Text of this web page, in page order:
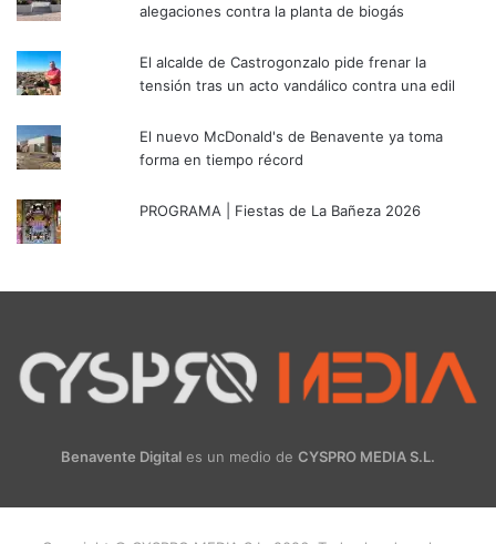
alegaciones contra la planta de biogás
El alcalde de Castrogonzalo pide frenar la
tensión tras un acto vandálico contra una edil
El nuevo McDonald's de Benavente ya toma
forma en tiempo récord
PROGRAMA | Fiestas de La Bañeza 2026
Benavente Digital es un medio de CYSPRO MEDIA S.L.